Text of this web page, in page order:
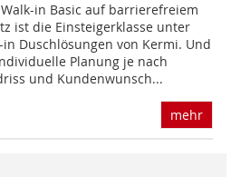
in Basic auf barrierefreiem
ist die Einsteigerklasse unter
in Duschlösungen von Kermi. Und
Planung je nach
und Kundenwunsch...
mehr